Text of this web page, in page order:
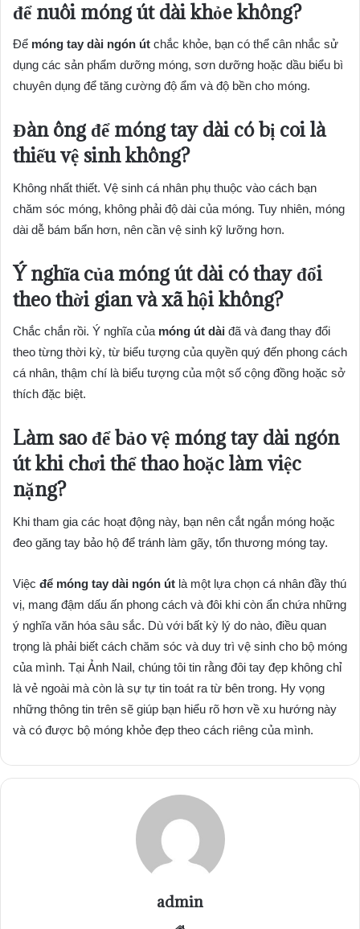
đểnuôi móng útdài khỏe không?
Để móng tay dài ngón út chắc khỏe, bạn có thể cân nhắc sử
dụng các sản phẩm dưỡng móng, sơn dưỡng hoặc dầu biểu bì
chuyên dụng để tăng cường độ ẩm và độ bền cho móng.
Đàn ông để móng tay dàicó bị coi là
thiếu vệ sinh không?
Không nhất thiết. Vệ sinh cá nhân phụ thuộc vào cách bạn
chăm sóc móng, không phải độ dài của móng. Tuy nhiên, móng
dài dễ bám bẩn hơn, nên cần vệ sinh kỹ lưỡng hơn.
Ý nghĩa của móng út dàicó thay đổi
theo thời gian và xã hội không?
Chắc chắn rồi. Ý nghĩa của móng út dài đã và đang thay đổi
theo từng thời kỳ, từ biểu tượng của quyền quý đến phong cách
cá nhân, thậm chí là biểu tượng của một số cộng đồng hoặc sở
thích đặc biệt.
Làm sao để bảo vệ móng tay dài ngón
útkhi chơi thể thao hoặc làm việc
nặng?
Khi tham gia các hoạt động này, bạn nên cắt ngắn móng hoặc
đeo găng tay bảo hộ để tránh làm gãy, tổn thương móng tay.
Việc để móng tay dài ngón út là một lựa chọn cá nhân đầy thú
vị, mang đậm dấu ấn phong cách và đôi khi còn ẩn chứa những
ý nghĩa văn hóa sâu sắc. Dù với bất kỳ lý do nào, điều quan
trọng là phải biết cách chăm sóc và duy trì vệ sinh cho bộ móng
của mình. Tại Ảnh Nail, chúng tôi tin rằng đôi tay đẹp không chỉ
là vẻ ngoài mà còn là sự tự tin toát ra từ bên trong. Hy vọng
những thông tin trên sẽ giúp bạn hiểu rõ hơn về xu hướng này
và có được bộ móng khỏe đẹp theo cách riêng của mình.
admin